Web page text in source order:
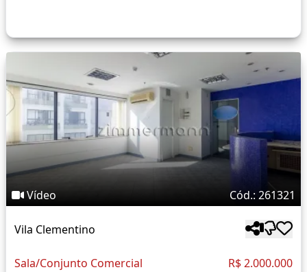
Vídeo Cód.: 261321
Vila Clementino
Sala/Conjunto Comercial R$ 2.000.000